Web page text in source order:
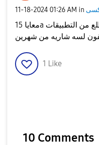
‎11-18-2024 01:26 AM in
معايا 15a بيهنج اثناء الاستخدام ويدخل ويطلع من التطبيقات
لسه شاريه من شهرين
1 Like
10 Comments